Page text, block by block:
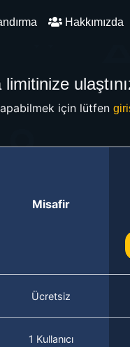
Hakkımızda
için lütfen
Misafir
Ücretsiz
1 Kullanıcı